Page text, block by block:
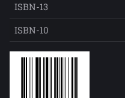
ISBN-13
ISBN-10